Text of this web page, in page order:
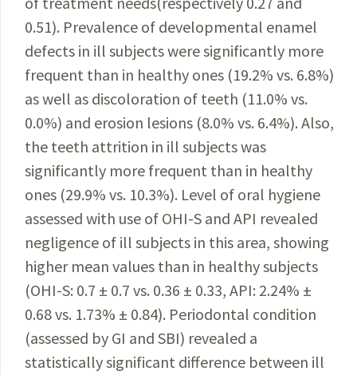
0.51). Prevalence of developmental enamel
defects in ill subjects were significantly more
frequent than in healthy ones (19.2% vs. 6.8%)
as well as discoloration of teeth (11.0% vs.
0.0%) and erosion lesions (8.0% vs. 6.4%). Also,
the teeth attrition in ill subjects was
significantly more frequent than in healthy
ones (29.9% vs. 10.3%). Level of oral hygiene
assessed with use of OHI-S and API revealed
negligence of ill subjects in this area, showing
higher mean values than in healthy subjects
(OHI-S: 0.7 ± 0.7 vs. 0.36 ± 0.33, API: 2.24% ±
0.68 vs. 1.73% ± 0.84). Periodontal condition
(assessed by GI and SBI) revealed a
statistically significant difference between ill